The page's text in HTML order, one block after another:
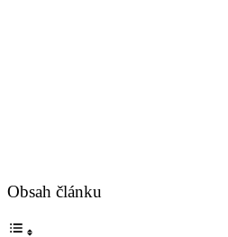
Obsah článku